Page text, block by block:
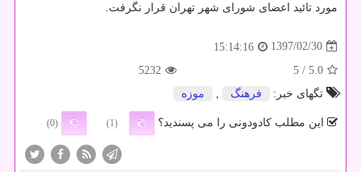
مورد تائید اعضای شورای شهر تهران قرار نگرفت.
1397/02/30
15:14:16
5.0
/ 5
5232
تگهای خبر:
فرهنگ موزه
این مطلب کادودونی را می پسندید؟ (1)
(0)